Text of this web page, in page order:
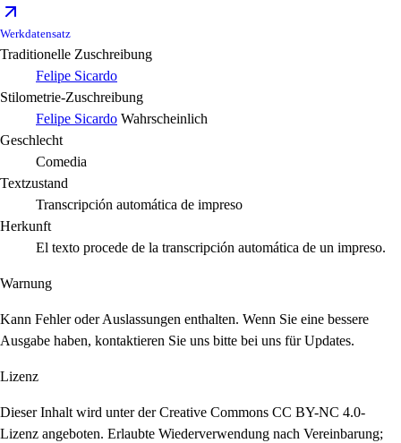
Werkdatensatz
Traditionelle Zuschreibung
Felipe Sicardo
Stilometrie-Zuschreibung
Felipe Sicardo Wahrscheinlich
Geschlecht
Comedia
Textzustand
Transcripción automática de impreso
Herkunft
El texto procede de la transcripción automática de un impreso.
Warnung
Kann Fehler oder Auslassungen enthalten. Wenn Sie eine bessere
Ausgabe haben, kontaktieren Sie uns bitte bei uns für Updates.
Lizenz
Dieser Inhalt wird unter der Creative Commons CC BY-NC 4.0-
Lizenz angeboten. Erlaubte Wiederverwendung nach Vereinbarung;